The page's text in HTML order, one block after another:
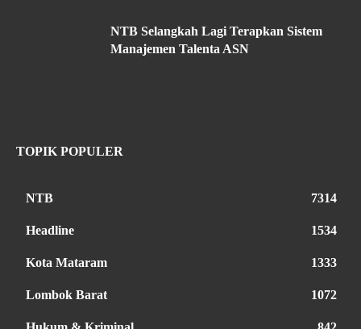
NTB Selangkah Lagi Terapkan Sistem
Manajemen Talenta ASN
TOPIK POPULER
NTB 7314
Headline 1534
Kota Mataram 1333
Lombok Barat 1072